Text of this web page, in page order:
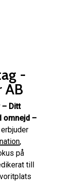
-
AB
– Ditt
omnejd –
,
på
till